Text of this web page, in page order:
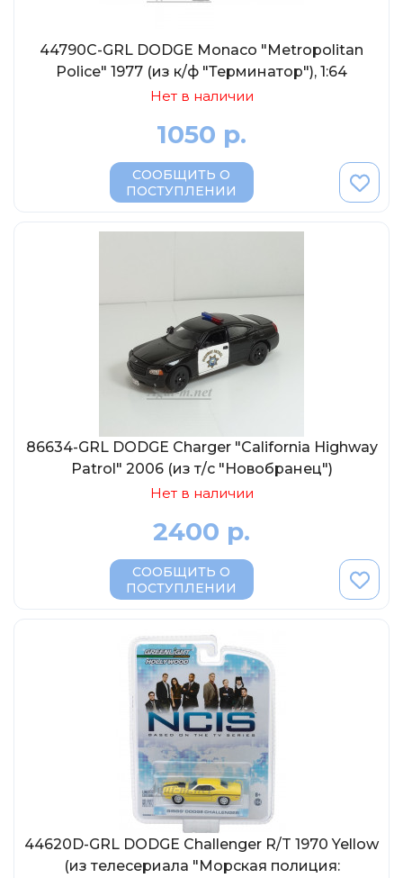
44790C-GRL DODGE Monaco "Metropolitan
Police" 1977 (из к/ф "Терминатор"), 1:64
Нет в наличии
1050 р.
СООБЩИТЬ О
ПОСТУПЛЕНИИ
86634-GRL DODGE Charger "California Highway
Patrol" 2006 (из т/c "Новобранец")
Нет в наличии
2400 р.
СООБЩИТЬ О
ПОСТУПЛЕНИИ
44620D-GRL DODGE Challenger R/T 1970 Yellow
(из телесериала "Морская полиция: